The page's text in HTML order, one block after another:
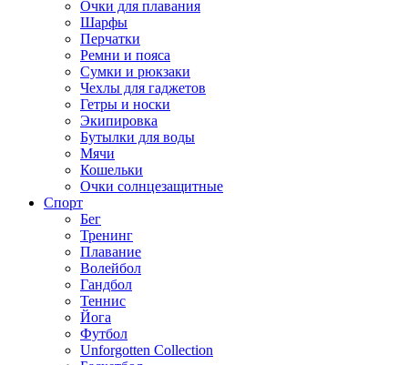
Очки для плавания
Шарфы
Перчатки
Ремни и пояса
Сумки и рюкзаки
Чехлы для гаджетов
Гетры и носки
Экипировка
Бутылки для воды
Мячи
Кошельки
Очки солнцезащитные
Спорт
Бег
Тренинг
Плавание
Волейбол
Гандбол
Теннис
Йога
Футбол
Unforgotten Collection